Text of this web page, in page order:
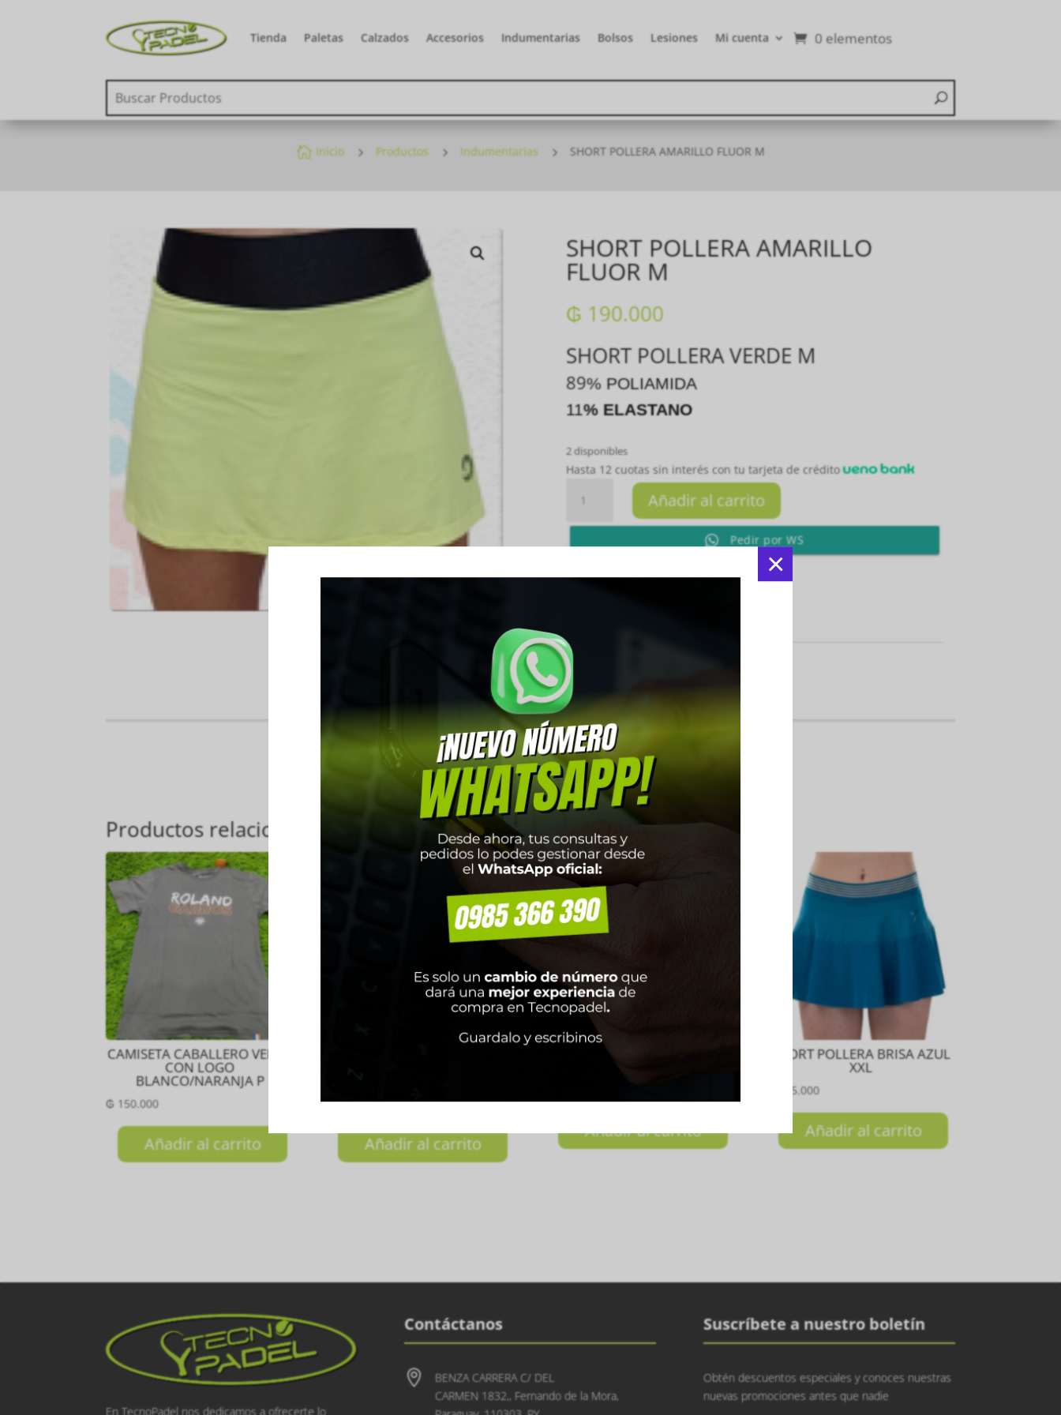
×
Tienda Paletas Calzados Accesorios Indumentarias Bolsos Lesiones Mi cuenta 0 elementos
 Inicio 5 Productos 5 Indumentarias 5 SHORT POLLERA AMARILLO FLUOR M
SHORT POLLERA AMARILLO
FLUOR M
₲ 190.000
SHORT POLLERA VERDE M
89% POLIAMIDA
11% ELASTANO
2 disponibles
Hasta 12 cuotas sin interés con tu tarjeta de crédito
POLLERA
AMARILLO
cantidad
Añadir al carrito
Pedir por WS
SKU:
Productos relacionados
CAMISETA CABALLERO VERDE
CON LOGO
BLANCO/NARANJA P
₲ 150.000
Añadir al carrito
₲100.000
Añadir al carrito
MUSCULOSA DAMA CORE
BLANCO Talla P
Añadir al carrito
SHORT POLLERA BRISA AZUL
XXL
385.000
Añadir al carrito
En TecnoPadel nos dedicamos a ofrecerte lo
Contáctanos

BENZA CARRERA C/ DEL
CARMEN 1832,, Fernando de la Mora,
Suscríbete a nuestro boletín
Obtén descuentos especiales y conoces nuestras
nuevas promociones antes que nadie